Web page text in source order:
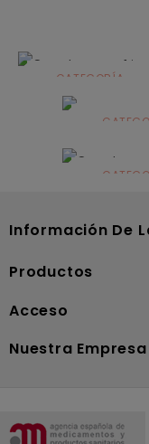
CATEGORÍA
Alimentación
infantil
Información De
Productos
Acceso
Nuestra Empresa